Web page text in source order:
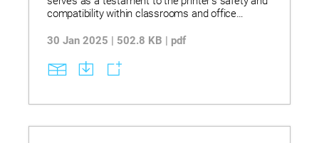
compatibility within classrooms and office
forward in safety and environmental
30 Jan 2025 | 502.8 KB | pdf